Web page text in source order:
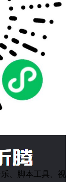
、脚本工具、视